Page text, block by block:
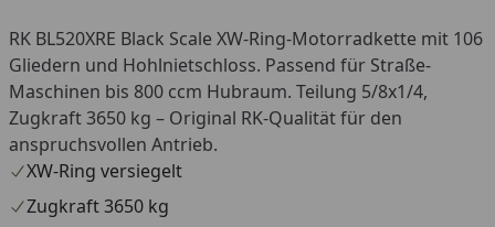
RK BL520XRE Black Scale XW-Ring-Motorradkette mit 106
Gliedern und Hohlnietschloss. Passend für Straße-
Maschinen bis 800 ccm Hubraum. Teilung 5/8x1/4,
Zugkraft 3650 kg – Original RK-Qualität für den
anspruchsvollen Antrieb.
XW-Ring versiegelt
Zugkraft 3650 kg